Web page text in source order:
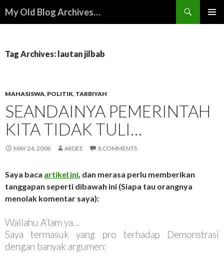
My Old Blog Archives…
Tag Archives: lautan jilbab
MAHASISWA, POLITIK, TARBIYAH
SEANDAINYA PEMERINTAH
KITA TIDAK TULI…
MAY 24, 2008 ARDEE 8 COMMENTS
Saya baca artikel ini, dan merasa perlu memberikan
tanggapan seperti dibawah ini (Siapa tau orangnya
menolak komentar saya):
Wallahu A’lam ya…
Saya termasuk yang pro terhadap Demonstrasi
dengan banyak argumen: